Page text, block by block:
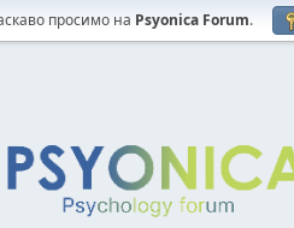
просимо на Psyonica Forum.